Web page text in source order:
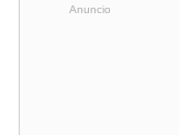
Anuncio